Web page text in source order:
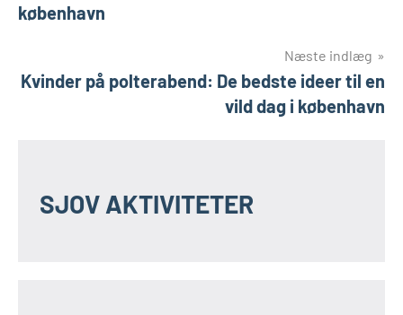
københavn
Næste indlæg
Kvinder på polterabend: De bedste ideer til en
vild dag i københavn
SJOV AKTIVITETER